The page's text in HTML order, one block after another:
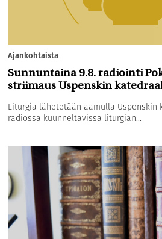
Ajankohtaista
Sunnuntaina 9.8. radiointi
striimaus Uspenskin
Liturgia lähetetään aamulla
radiossa kuunneltavissa liturgian...